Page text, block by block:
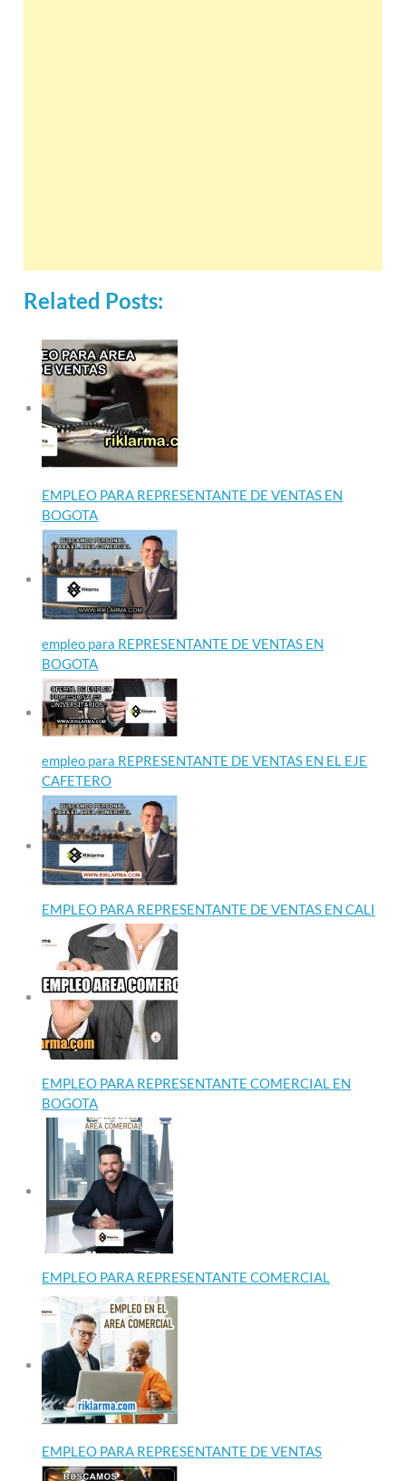
Related Posts:
EMPLEO PARA REPRESENTANTE DE VENTAS EN
BOGOTA
empleo para REPRESENTANTE DE VENTAS EN
BOGOTA
empleo para REPRESENTANTE DE VENTAS EN EL EJE
CAFETERO
EMPLEO PARA REPRESENTANTE DE VENTAS EN CALI
EMPLEO PARA REPRESENTANTE COMERCIAL EN
BOGOTA
EMPLEO PARA REPRESENTANTE COMERCIAL
EMPLEO PARA REPRESENTANTE DE VENTAS